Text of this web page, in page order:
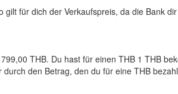
für dich der Verkaufspreis, da die Bank
THB. Du hast für einen THB 1 THB
den Betrag, den du für eine THB